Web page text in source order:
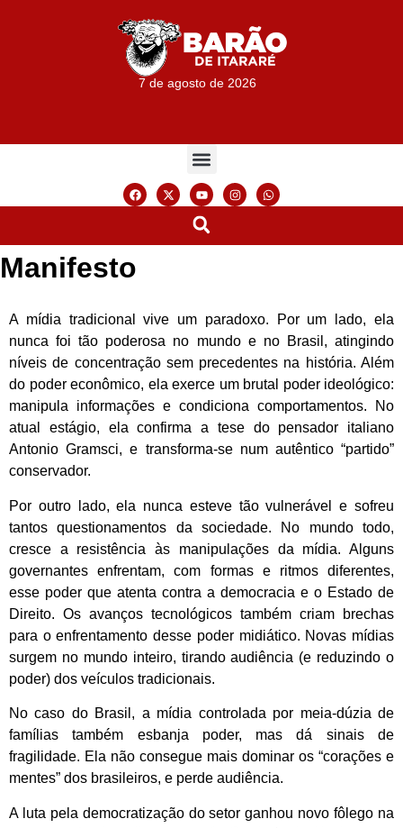
7 de agosto de 2026
Manifesto
A mídia tradicional vive um paradoxo. Por um lado, ela
nunca foi tão poderosa no mundo e no Brasil, atingindo
níveis de concentração sem precedentes na história. Além
do poder econômico, ela exerce um brutal poder ideológico:
manipula informações e condiciona comportamentos. No
atual estágio, ela confirma a tese do pensador italiano
Antonio Gramsci, e transforma-se num autêntico “partido”
conservador.
Por outro lado, ela nunca esteve tão vulnerável e sofreu
tantos questionamentos da sociedade. No mundo todo,
cresce a resistência às manipulações da mídia. Alguns
governantes enfrentam, com formas e ritmos diferentes,
esse poder que atenta contra a democracia e o Estado de
Direito. Os avanços tecnológicos também criam brechas
para o enfrentamento desse poder midiático. Novas mídias
surgem no mundo inteiro, tirando audiência (e reduzindo o
poder) dos veículos tradicionais.
No caso do Brasil, a mídia controlada por meia-dúzia de
famílias também esbanja poder, mas dá sinais de
fragilidade. Ela não consegue mais dominar os “corações e
mentes” dos brasileiros, e perde audiência.
A luta pela democratização do setor ganhou novo fôlego na